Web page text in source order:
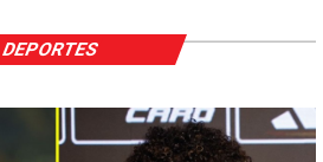
DEPORTES